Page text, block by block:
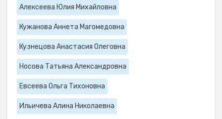
Алексеева Юлия Михайловна
Кужанова Аннета Магомедовна
Кузнецова Анастасия Олеговна
Носова Татьяна Александровна
Евсеева Ольга Тихоновна
Ильичева Алина Николаевна